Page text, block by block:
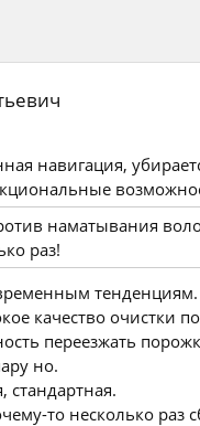
навигация,
наматывания
раз!
качество
переезжать
но.
стандартная.
то несколько раз